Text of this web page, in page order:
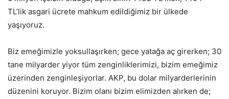
TL’lik asgari ücrete mahkum edildiğimiz bir ülkede
yaşıyoruz.
Biz emeğimizle yoksullaşırken; gece yatağa aç girerken; 30
tane milyarder yiyor tüm zenginliklerimizi, bizim emeğimiz
üzerinden zenginleşiyorlar. AKP, bu dolar milyarderlerinin
düzenini koruyor. Bizim olanı bizim elimizden alırken de;